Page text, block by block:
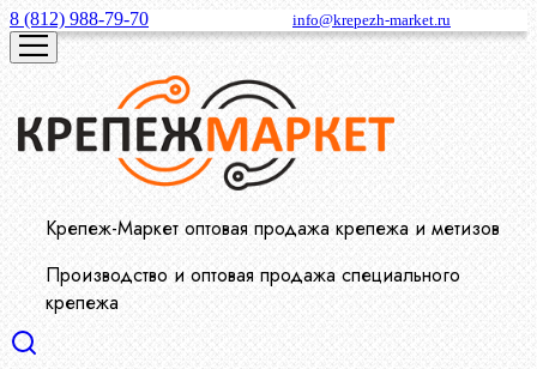
8 (812) 988-79-70 info@krepezh-market.ru
Крепеж-Маркет оптовая продажа крепежа и метизов
Производство и оптовая продажа специального
крепежа